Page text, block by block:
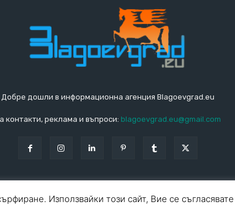
Добре дошли в информационна агенция Blagoevgrad.eu
контакти, реклама и въпроси: blagoevgrad.eu@gmail.com
Използвайки този сайт, Вие се